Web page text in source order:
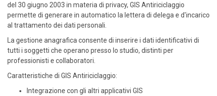
del 30 giugno 2003 in materia di privacy, GIS Antiriciclaggio
permette di generare in automatico la lettera di delega e d'incarico
al trattamento dei dati personali.
La gestione anagrafica consente di inserire i dati identificativi di
tutti i soggetti che operano presso lo studio, distinti per
professionisti e collaboratori.
Caratteristiche di GIS Antiriciclaggio:
Integrazione con gli altri applicativi GIS